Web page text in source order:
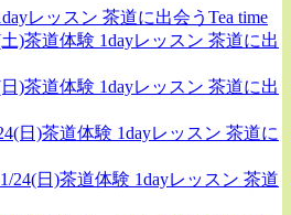
レッスン 茶道に出会うTea time
土)茶道体験 1dayレッスン 茶道に出
日)茶道体験 1dayレッスン 茶道に出
日)茶道体験 1dayレッスン 茶道に
24(日)茶道体験 1dayレッスン 茶道